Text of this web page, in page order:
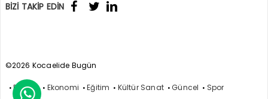
BİZİ TAKİP EDİN
©2026 Kocaelide Bugün
Politika Ekonomi Eğitim Kültür Sanat Güncel Spor
